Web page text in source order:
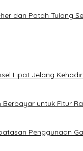
dan Patah Tulang
Lipat Jelang
untuk Fitur
Penggunaan